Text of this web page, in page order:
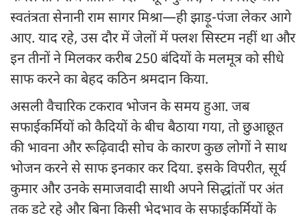
स्वतंत्रता सेनानी राम सागर मिश्रा—ही झाड़ू-पंजा लेकर आगे
आए. याद रहे, उस दौर में जेलों में फ्लश सिस्टम नहीं था और
इन तीनों ने मिलकर करीब 250 बंदियों के मलमूत्र को सीधे
साफ करने का बेहद कठिन श्रमदान किया.
असली वैचारिक टकराव भोजन के समय हुआ. जब
सफाईकर्मियों को कैदियों के बीच बैठाया गया, तो छुआछूत
की भावना और रूढ़िवादी सोच के कारण कुछ लोगों ने साथ
भोजन करने से साफ इनकार कर दिया. इसके विपरीत, सूर्य
कुमार और उनके समाजवादी साथी अपने सिद्धांतों पर अंत
तक डटे रहे और बिना किसी भेदभाव के सफाईकर्मियों के